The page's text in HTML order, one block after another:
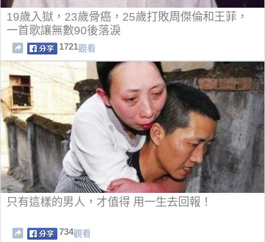
19歲入獄，23歲骨癌，25歲打敗周傑倫和王菲，
一首歌讓無數90後落淚
1721觀看
只有這樣的男人，才值得 用一生去回報！
734觀看